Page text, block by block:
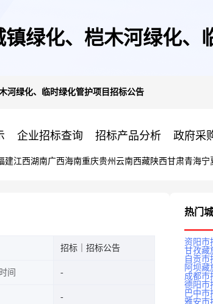
绿化、桤木河绿化、
河绿化、临时绿化管护项目招标公告
企业招标查询 招标产品分析 政府采
建江西湖南广西海南重庆贵州 云南西藏陕西甘肃青海宁
招标｜招标公告
间
热门
资阳市
甘孜藏
自贡市
阿坝藏
成都市
德阳市
巴中市
雅安市